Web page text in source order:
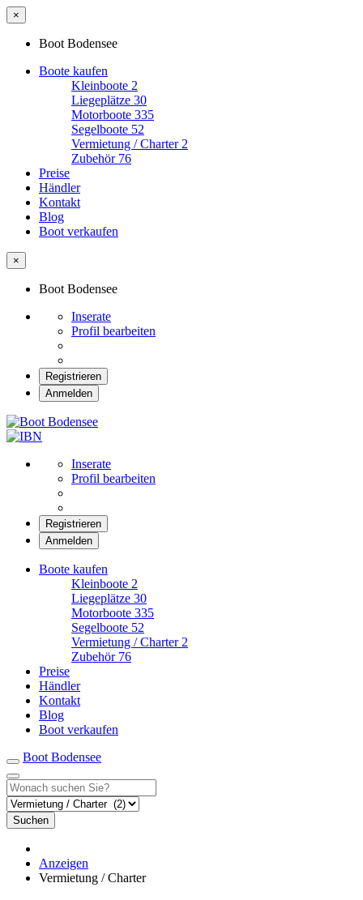
×
Boot Bodensee
Boote kaufen
Kleinboote 2
Liegeplätze 30
Motorboote 335
Segelboote 52
Vermietung / Charter 2
Zubehör 76
Preise
Händler
Kontakt
Blog
Boot verkaufen
×
Boot Bodensee
Inserate
Profil bearbeiten
Registrieren
Anmelden
Inserate
Profil bearbeiten
Registrieren
Anmelden
Boote kaufen
Kleinboote 2
Liegeplätze 30
Motorboote 335
Segelboote 52
Vermietung / Charter 2
Zubehör 76
Preise
Händler
Kontakt
Blog
Boot verkaufen
Boot Bodensee
Suchen
Anzeigen
Vermietung / Charter